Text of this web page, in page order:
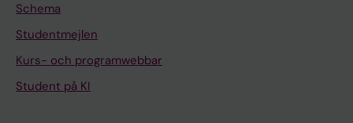
Schema
Studentmejlen
Kurs- och programwebbar
Student på KI